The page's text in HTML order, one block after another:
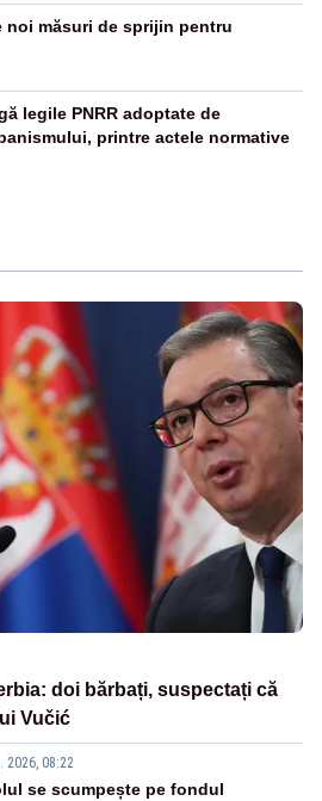
noi măsuri de sprijin pentru
legile PNRR adoptate de
printre actele normative
doi bărbați, suspectați că
Vučić
2026, 08:22
se scumpește pe fondul